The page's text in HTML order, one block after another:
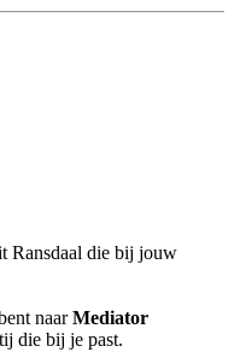
Ransdaal die bij jouw
naarMediator
die bij je past.